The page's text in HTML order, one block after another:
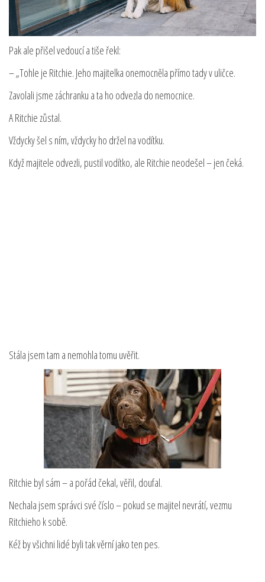
Pak ale přišel vedoucí a tiše řekl:
– „Tohle je Ritchie. Jeho majitelka onemocněla přímo tady v uličce.
Zavolali jsme záchranku a ta ho odvezla do nemocnice.
A Ritchie zůstal.
Vždycky šel s ním, vždycky ho držel na vodítku.
Když majitele odvezli, pustil vodítko, ale Ritchie neodešel – jen čeká.
Stála jsem tam a nemohla tomu uvěřit.
Ritchie byl sám – a pořád čekal, věřil, doufal.
Nechala jsem správci své číslo – pokud se majitel nevrátí, vezmu
Ritchieho k sobě.
Kéž by všichni lidé byli tak věrní jako ten pes.